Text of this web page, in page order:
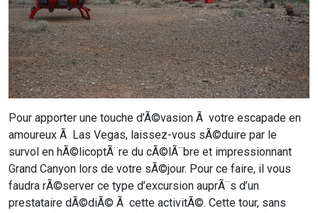
Pour apporter une touche d’Ã©vasion Ã votre escapade en
amoureux Ã Las Vegas, laissez-vous sÃ©duire par le
survol en hÃ©licoptÃ¨re du cÃ©lÃ¨bre et impressionnant
Grand Canyon lors de votre sÃ©jour. Pour ce faire, il vous
faudra rÃ©server ce type d’excursion auprÃ¨s d’un
prestataire dÃ©diÃ© Ã cette activitÃ©. Cette tour, sans